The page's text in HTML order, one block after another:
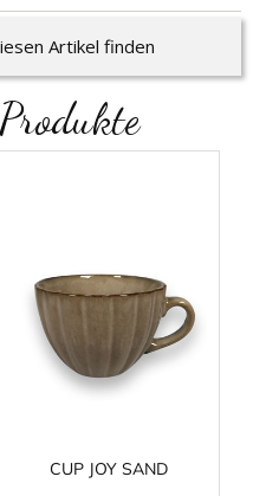
Artikel finden
CUP JOY SAND